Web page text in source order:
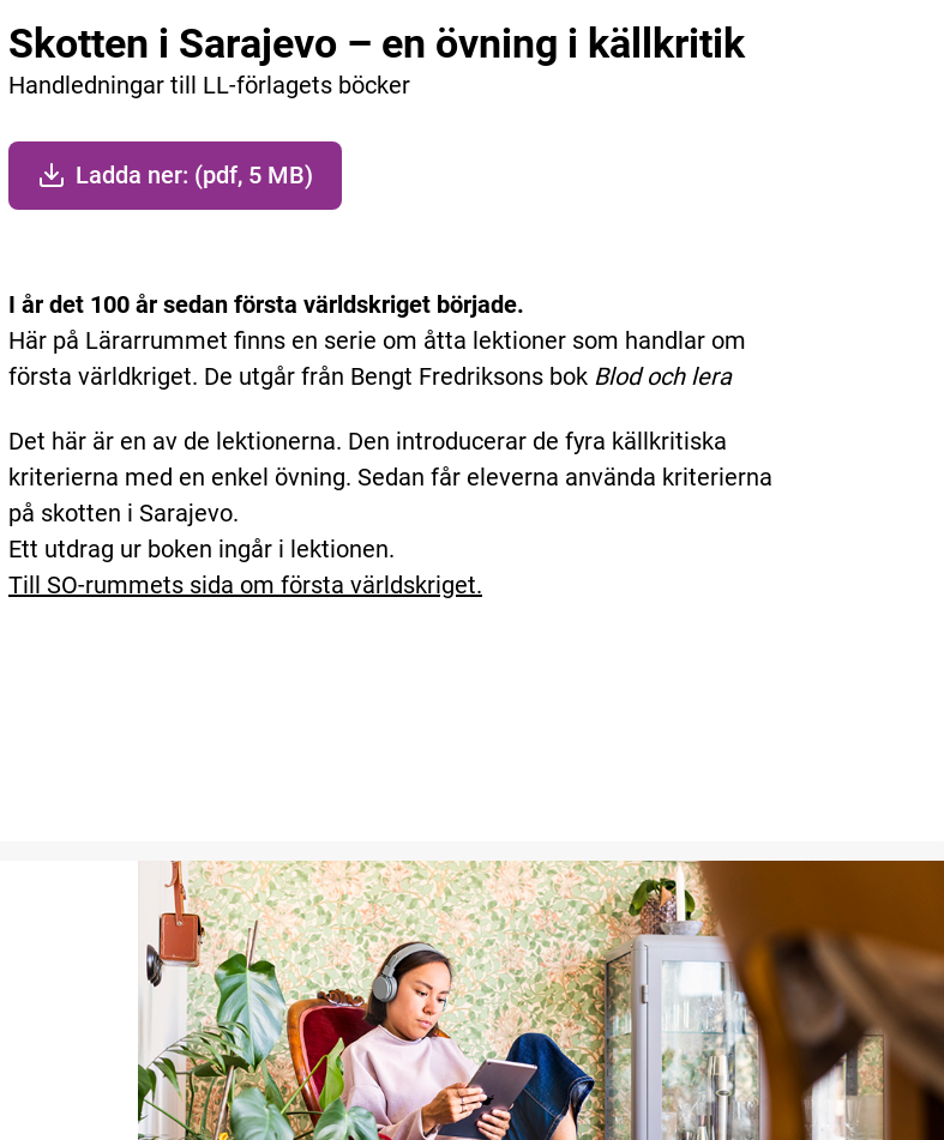
Skotten i Sarajevo – en övning i källkritik
Handledningar till LL-förlagets böcker
Ladda ner: (pdf, 5 MB)
I år det 100 år sedan första världskriget började.
Här på Lärarrummet finns en serie om åtta lektioner som handlar om
första världkriget. De utgår från Bengt Fredriksons bok Blod och lera
Det här är en av de lektionerna. Den introducerar de fyra källkritiska
kriterierna med en enkel övning. Sedan får eleverna använda kriterierna
på skotten i Sarajevo.
Ett utdrag ur boken ingår i lektionen.
Till SO-rummets sida om första världskriget.